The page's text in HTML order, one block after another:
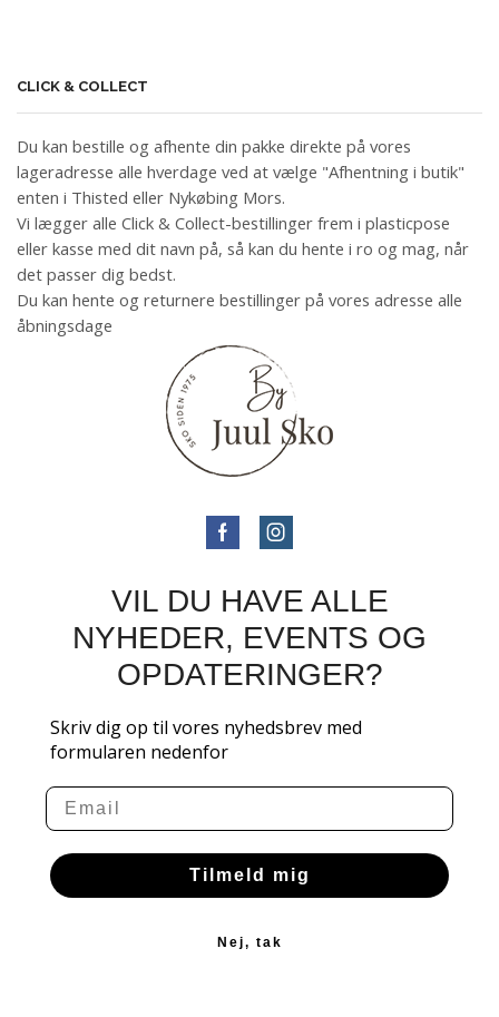
CLICK & COLLECT
Du kan bestille og afhente din pakke direkte på vores
lageradresse alle hverdage ved at vælge "Afhentning i butik"
enten i Thisted eller Nykøbing Mors.
Vi lægger alle Click & Collect-bestillinger frem i plasticpose
eller kasse med dit navn på, så kan du hente i ro og mag, når
det passer dig bedst.
Du kan hente og returnere bestillinger på vores adresse alle
åbningsdage
VIL DU HAVE ALLE
NYHEDER, EVENTS OG
OPDATERINGER?
Skriv dig op til vores nyhedsbrev med
formularen nedenfor
Email
Tilmeld mig
Nej, tak